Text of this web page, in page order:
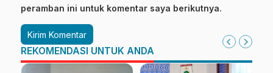
peramban ini untuk komentar saya berikutnya.
REKOMENDASI UNTUK ANDA